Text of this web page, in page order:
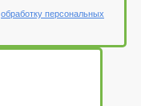
обработку персональных